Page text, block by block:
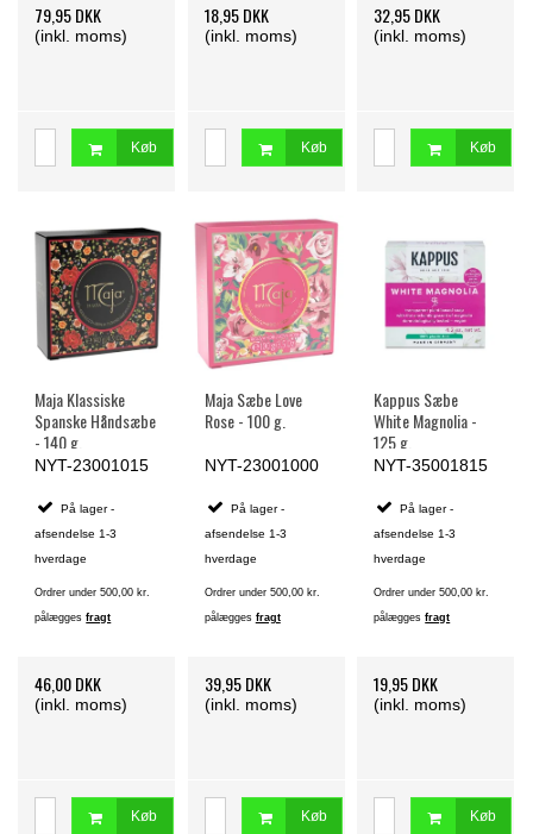
79,95 DKK
(inkl. moms)
Køb
18,95 DKK
(inkl. moms)
Køb
32,95 DKK
(inkl. moms)
Køb
Maja Klassiske
Spanske Håndsæbe
- 140 g.
NYT-23001015
På lager -
afsendelse 1-3
hverdage
Ordrer under 500,00 kr.
pålæggesfragt
46,00 DKK
(inkl. moms)
Køb
Maja Sæbe Love
Rose - 100 g.
NYT-23001000
På lager -
afsendelse 1-3
hverdage
Ordrer under 500,00 kr.
pålægges fragt
39,95 DKK
(inkl. moms)
Køb
Kappus Sæbe
White Magnolia -
125 g.
NYT-35001815
På lager -
afsendelse 1-3
hverdage
Ordrer under 500,00 kr.
pålæggesfragt
19,95 DKK
(inkl. moms)
Køb